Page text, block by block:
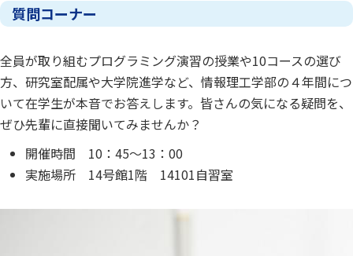
質問コーナー
全員が取り組むプログラミング演習の授業や10コースの選び
方、研究室配属や大学院進学など、情報理工学部の４年間につ
いて在学生が本音でお答えします。皆さんの気になる疑問を、
ぜひ先輩に直接聞いてみませんか？
開催時間 10：45～13：00
実施場所 14号館1階 14101自習室